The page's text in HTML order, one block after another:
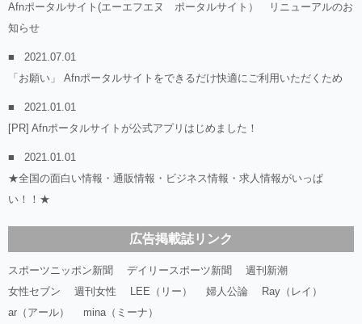
Afnポータルサイト(エーエフエヌ ポータルサイト） リニューアルのお
知らせ
2021.07.01
「お願い」 Afnポータルサイトをできるだけ快適にご利用いただくため
2021.01.01
[PR] Afnポータルサイトが公式アプリはじめました！
2021.01.01
★全国の面白い情報・通販情報・ビジネス情報・求人情報がいっぱ
い！！★
広告掲載誌リンク
スポーツニッポン新聞 デイリースポーツ新聞
週刊新潮
女性セブン
週刊女性 LEE（リー） 婦人公論
Ray（レイ）
ar（アール）
mina（ミーナ）